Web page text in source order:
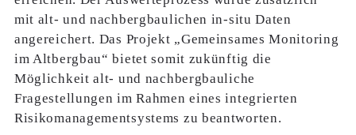
mit alt- und nachbergbaulichen in-situ Daten
angereichert. Das Projekt „Gemeinsames Monitoring
im Altbergbau“ bietet somit zukünftig die
Möglichkeit alt- und nachbergbauliche
Fragestellungen im Rahmen eines integrierten
Risikomanagementsystems zu beantworten.